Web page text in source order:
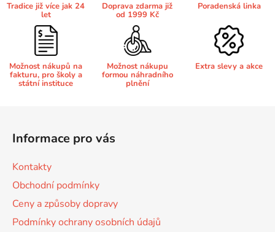
c
í
p
r
v
k
y
Tradice již více jak 24
let
Doprava zdarma již
od 1999 Kč
Poradenská linka
Možnost nákupů na
fakturu, pro školy a
státní instituce
Možnost nákupu
formou náhradního
plnění
Extra slevy a akce
Informace pro vás
Kontakty
Obchodní podmínky
Ceny a způsoby dopravy
Podmínky ochrany osobních údajů